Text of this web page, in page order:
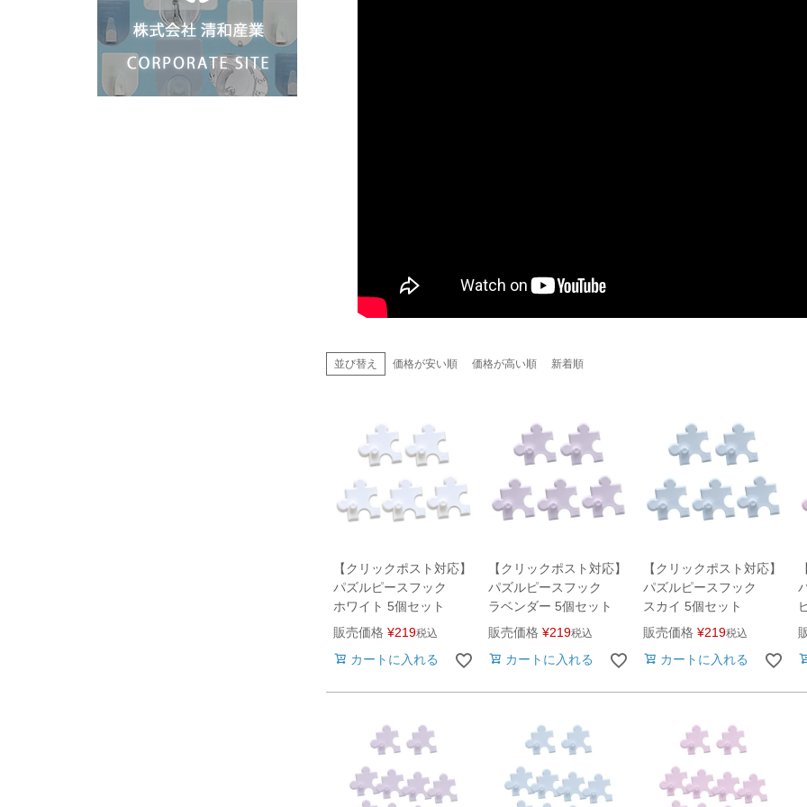
並び替え 価格が安い順 価格が高い順 新着順
【クリックポスト対応】
パズルピースフック
ホワイト 5個セット
販売価格 ¥219税込
カートに入れる
【クリックポスト対応】
パズルピースフック
ラベンダー 5個セット
販売価格 ¥219税込
カートに入れる
【クリックポスト対応】
パズルピースフック
スカイ 5個セット
販売価格 ¥219税込
カートに入れる